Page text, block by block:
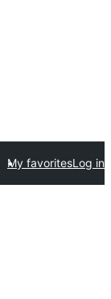
My favoritesLog in